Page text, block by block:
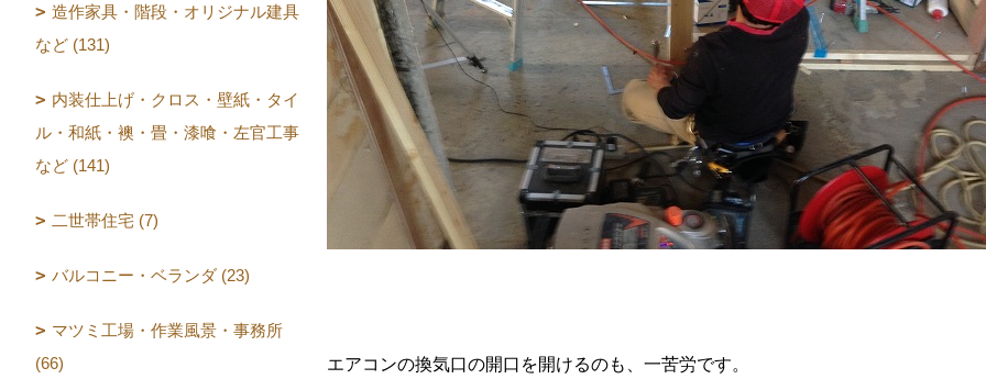
エアコンの換気口の開口を開けるのも、一苦労です。
造作家具・階段・オリジナル建具
など (131)
内装仕上げ・クロス・壁紙・タイ
ル・和紙・襖・畳・漆喰・左官工事
など (141)
二世帯住宅 (7)
バルコニー・ベランダ (23)
マツミ工場・作業風景・事務所
(66)